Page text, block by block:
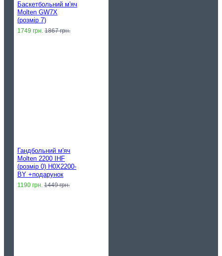
Баскетбольний м'яч
Molten GW7X
(розмір 7)
1749 грн. 1867 грн.
Гандбольний м'яч
Molten 2200 IHF
(розмір 0) H0X2200-
BY +подарунок
1190 грн. 1449 грн.